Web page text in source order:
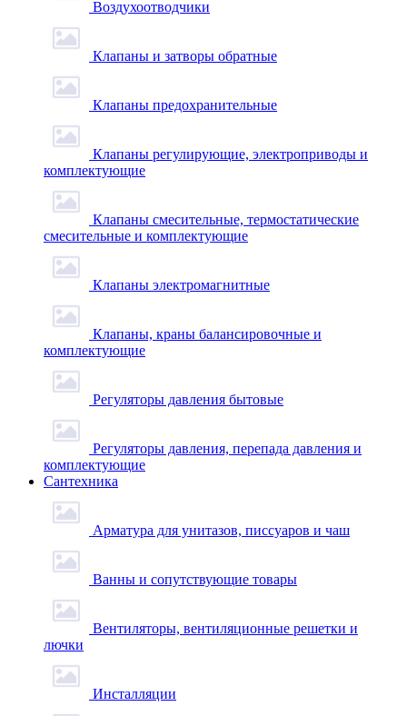
Воздухоотводчики
Клапаны и затворы обратные
Клапаны предохранительные
Клапаны регулирующие, электроприводы и
комплектующие
Клапаны смесительные, термостатические
смесительные и комплектующие
Клапаны электромагнитные
Клапаны, краны балансировочные и
комплектующие
Регуляторы давления бытовые
Регуляторы давления, перепада давления и
комплектующие
Сантехника
Арматура для унитазов, писсуаров и чаш
Ванны и сопутствующие товары
Вентиляторы, вентиляционные решетки и
лючки
Инсталляции